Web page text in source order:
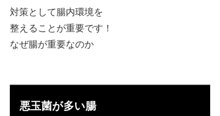
対策として腸内環境を
整えることが重要です！
なぜ腸が重要なのか
悪玉菌が多い腸